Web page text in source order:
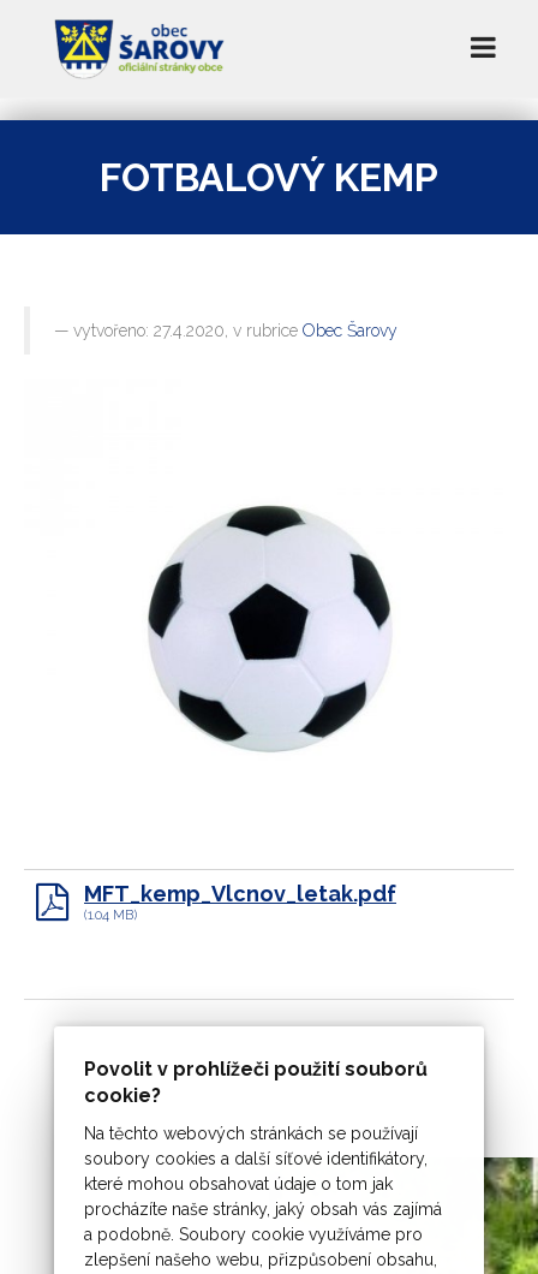
Povolit v prohlížeči použití souborů
cookie?
Na těchto webových stránkách se používají
soubory cookies a další síťové identifikátory,
které mohou obsahovat údaje o tom jak
procházíte naše stránky, jaký obsah vás zajímá
a podobně. Soubory cookie využíváme pro
zlepšení našeho webu, přizpůsobení obsahu,
FOTBALOVÝ KEMP
vytvořeno: 27.4.2020, v rubrice Obec Šarovy
MFT_kemp_Vlcnov_letak.pdf
(1.04 MB)